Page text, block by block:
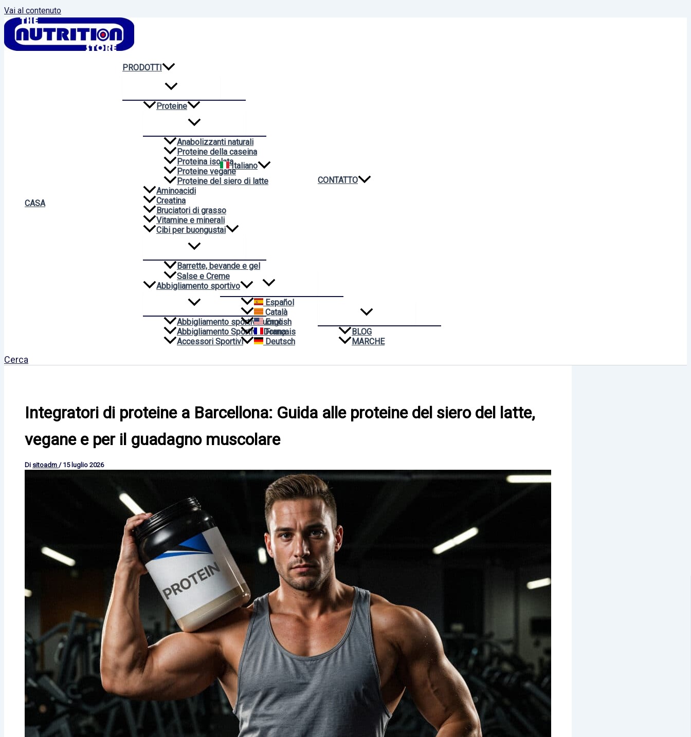
Vai al contenuto
CASA
PRODOTTI
Proteine
Anabolizzanti naturali
Proteine della caseina
Proteina isolata
Proteine vegane
Proteine del siero di latte
Aminoacidi
Creatina
Bruciatori di grasso
Vitamine e minerali
Cibi per buongustai
Barrette, bevande e gel
Salse e Creme
Abbigliamento sportivo
Abbigliamento sportivo uomo
Abbigliamento Sportivo Donna
Accessori Sportivi
Italiano
Español
Català
English
Français
Deutsch
CONTATTO
BLOG
MARCHE
Cerca
Integratori di proteine a Barcellona: Guida alle proteine del siero del latte,
vegane e per il guadagno muscolare
Di sitoadm / 15 luglio 2026